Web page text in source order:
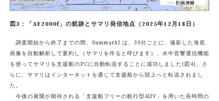
図3：「AE2000f」の航跡とサマリ発信地点（2025年12月18日）
調査開始から終了までの間、SummarAI は、30分ごとに、撮影した海底
画像を自動解析して要約し（サマリを作ると呼びます）、水中音響通信機能
を使ってサマリを支援船のPCに自動転送することに成功しました(図4)。さ
らに、サマリはインターネットを通じて支援船から陸上へと転送されまし
た。
今後の展開が期待される「支援船フリーの航行型AUV」を用いた長時間の